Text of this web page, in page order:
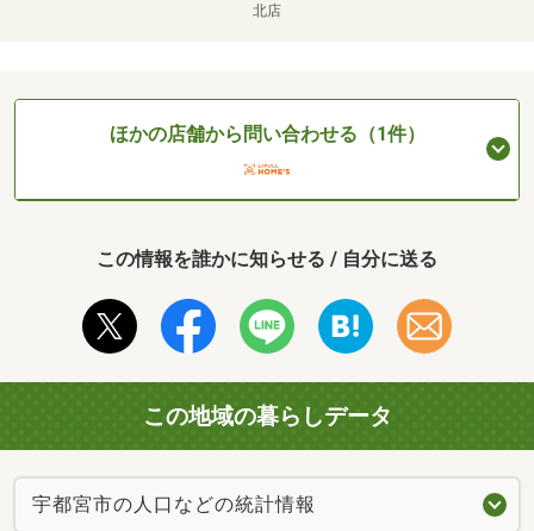
北店
ほかの店舗から問い合わせる（1件）
この情報を誰かに知らせる / 自分に送る
この地域の暮らしデータ
宇都宮市の人口などの統計情報